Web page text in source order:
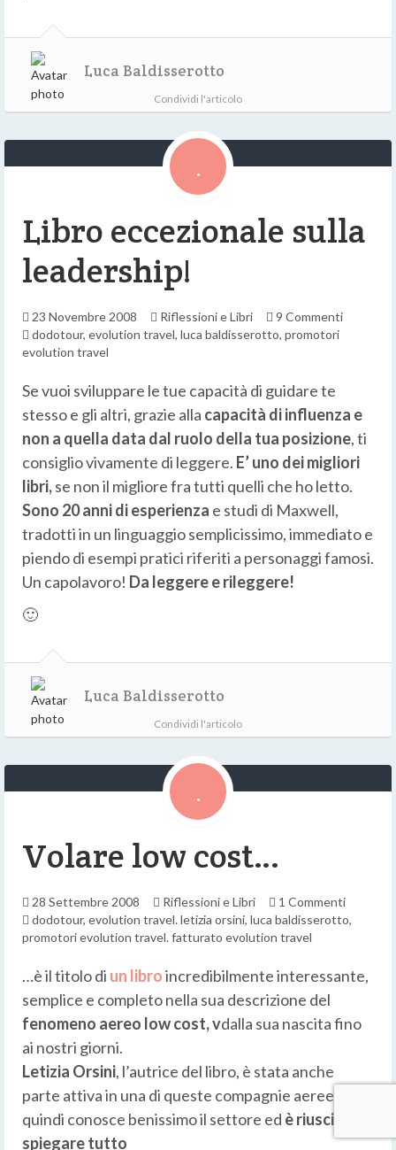
Luca Baldisserotto
Condividi l'articolo
Libro eccezionale sulla
leadership!
23 Novembre 2008 Riflessioni e Libri
9 Commenti
dodotour, evolution travel, luca baldisserotto, promotori
evolution travel
Se vuoi sviluppare le tue capacità di guidare te
stesso e gli altri, grazie alla capacità di influenza e
non a quella data dal ruolo della tua posizione, ti
consiglio vivamente di leggere. E’ uno dei migliori
libri,se non il migliore fra tutti quelli che ho letto.
Sono 20 anni di esperienza e studi di Maxwell,
tradotti in un linguaggio semplicissimo, immediato e
piendo di esempi pratici riferiti a personaggi famosi.
Un capolavoro! Da leggere e rileggere!
🙂
Luca Baldisserotto
Condividi l'articolo
Volare low cost…
28 Settembre 2008 Riflessioni e Libri
1 Commenti
dodotour, evolution travel. letizia orsini, luca baldisserotto,
promotori evolution travel. fatturato evolution travel
…è il titolo di un libroincredibilmente interessante,
semplice e completo nella sua descrizione del
fenomeno aereo low cost, vdalla sua nascita fino
ai nostri giorni.
Letizia Orsini, l’autrice del libro, è stata anche
parte attiva in una di queste compagnie aeree,
quindi conosce benissimo il settore ed è riuscita a
spiegare tutto